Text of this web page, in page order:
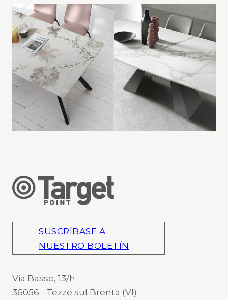
SUSCRÍBASE A
NUESTRO BOLETÍN
Via Basse, 13/h
36056 - Tezze sul Brenta (VI)